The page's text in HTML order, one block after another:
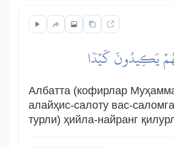
يَكِيدُونَ كَيۡدٗا
Албатта (кофирлар
алайҳис-салоту вас-
турли) ҳийла-найранг